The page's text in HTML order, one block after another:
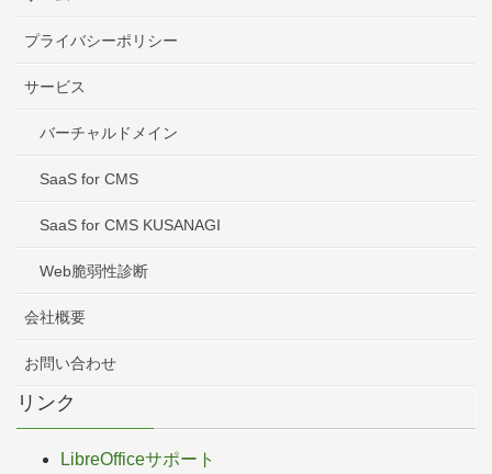
プライバシーポリシー
サービス
バーチャルドメイン
SaaS for CMS
SaaS for CMS KUSANAGI
Web脆弱性診断
会社概要
お問い合わせ
リンク
LibreOfficeサポート